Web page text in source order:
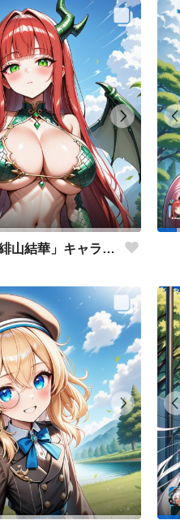
看板娘558 「緋山結華」キャラクター紹介